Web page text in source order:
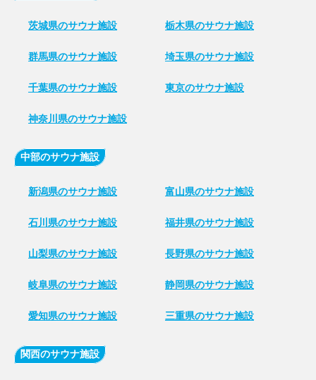
茨城県のサウナ施設 栃木県のサウナ施設
群馬県のサウナ施設 埼玉県のサウナ施設
千葉県のサウナ施設 東京のサウナ施設
神奈川県のサウナ施設
中部のサウナ施設
新潟県のサウナ施設 富山県のサウナ施設
石川県のサウナ施設 福井県のサウナ施設
山梨県のサウナ施設 長野県のサウナ施設
岐阜県のサウナ施設 静岡県のサウナ施設
愛知県のサウナ施設 三重県のサウナ施設
関西のサウナ施設